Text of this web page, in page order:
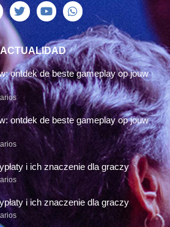
ACTUALIDAD
ontdek de beste gameplay op jouw
ontdek de beste gameplay op jouw
i ich znaczenie dla graczy
i ich znaczenie dla graczy